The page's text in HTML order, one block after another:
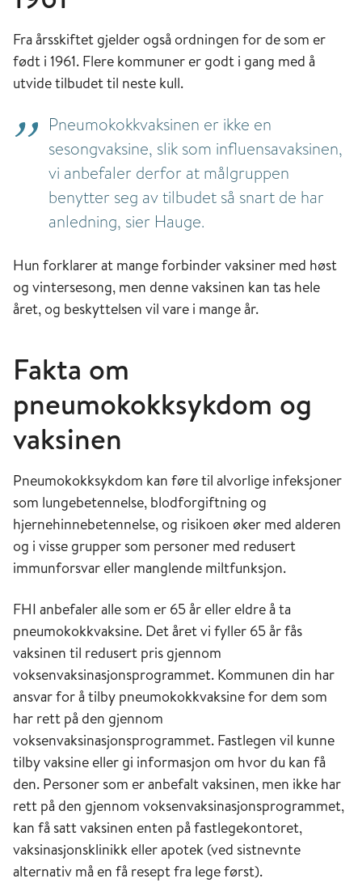
Fra årsskiftet gjelder også ordningen for de som er
født i 1961. Flere kommuner er godt i gang med å
utvide tilbudet til neste kull.
Pneumokokkvaksinen er ikke en
sesongvaksine, slik som influensavaksinen,
vi anbefaler derfor at målgruppen
benytter seg av tilbudet så snart de har
anledning, sier Hauge.
Hun forklarer at mange forbinder vaksiner med høst
og vintersesong, men denne vaksinen kan tas hele
året, og beskyttelsen vil vare i mange år.
Fakta om
pneumokokksykdom og
vaksinen
Pneumokokksykdom kan føre til alvorlige infeksjoner
som lungebetennelse, blodforgiftning og
hjernehinnebetennelse, og risikoen øker med alderen
og i visse grupper som personer med redusert
immunforsvar eller manglende miltfunksjon.
FHI anbefaler alle som er 65 år eller eldre å ta
pneumokokkvaksine. Det året vi fyller 65 år fås
vaksinen til redusert pris gjennom
voksenvaksinasjonsprogrammet. Kommunen din har
ansvar for å tilby pneumokokkvaksine for dem som
har rett på den gjennom
voksenvaksinasjonsprogrammet. Fastlegen vil kunne
tilby vaksine eller gi informasjon om hvor du kan få
den. Personer som er anbefalt vaksinen, men ikke har
rett på den gjennom voksenvaksinasjonsprogrammet,
kan få satt vaksinen enten på fastlegekontoret,
vaksinasjonsklinikk eller apotek (ved sistnevnte
alternativ må en få resept fra lege først).